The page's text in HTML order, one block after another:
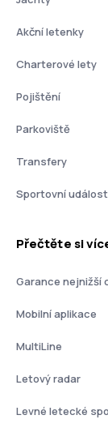
Akční letenky
Charterové lety
Pojištění
Parkoviště
Transfery
Sportovní
Přečtěte si
Garance nejnižší
Mobilní aplikace
MultiLine
Letový radar
Levné letecké